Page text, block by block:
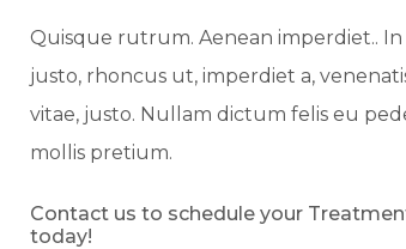
Quisque rutrum. Aenean imperdiet.. In
justo, rhoncus ut, imperdiet a,
vitae, justo. Nullam dictum felis eu
mollis pretium.
Contact us to schedule your
today!